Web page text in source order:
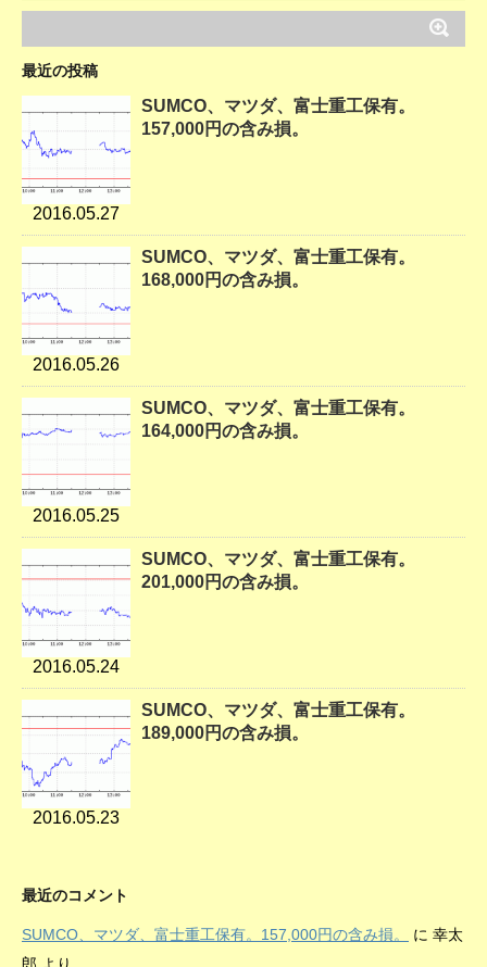
最近の投稿
2016.05.27
SUMCO、マツダ、富士重工保有。
157,000円の含み損。
2016.05.26
SUMCO、マツダ、富士重工保有。
168,000円の含み損。
2016.05.25
SUMCO、マツダ、富士重工保有。
164,000円の含み損。
2016.05.24
SUMCO、マツダ、富士重工保有。
201,000円の含み損。
2016.05.23
SUMCO、マツダ、富士重工保有。
189,000円の含み損。
最近のコメント
SUMCO、マツダ、富士重工保有。157,000円の含み損。 に 幸太